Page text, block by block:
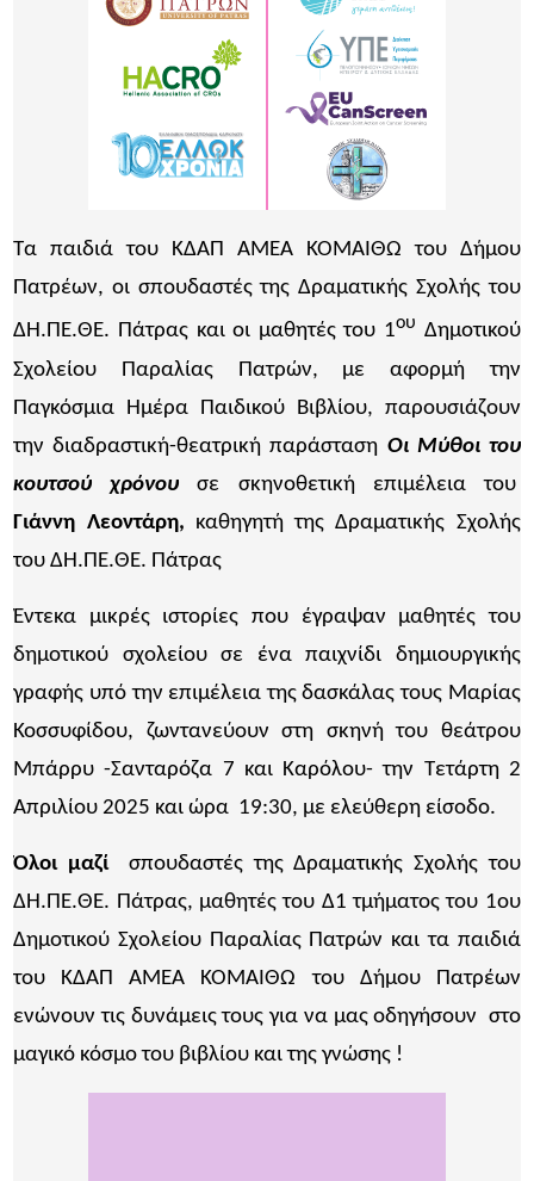
Τα παιδιά του ΚΔΑΠ ΑΜΕΑ ΚΟΜΑΙΘΩ του Δήμου
Πατρέων, οι σπουδαστές της Δραματικής Σχολής του
ΔΗ.ΠΕ.ΘΕ. Πάτρας και οι μαθητές του 1ου Δημοτικού
Σχολείου Παραλίας Πατρών, με αφορμή την
Παγκόσμια Ημέρα Παιδικού Βιβλίου, παρουσιάζουν
την διαδραστική-θεατρική παράσταση Οι Μύθοι του
κουτσού χρόνουσε σκηνοθετική επιμέλεια του
Γιάννη Λεοντάρη, καθηγητή της Δραματικής Σχολής
του ΔΗ.ΠΕ.ΘΕ. Πάτρας
Έντεκα μικρές ιστορίες που έγραψαν μαθητές του
δημοτικού σχολείου σε ένα παιχνίδι δημιουργικής
γραφής υπό την επιμέλεια της δασκάλας τους Μαρίας
Κοσσυφίδου, ζωντανεύουν στη σκηνή του θεάτρου
Μπάρρυ -Σανταρόζα 7 και Καρόλου- την Τετάρτη 2
Απριλίου 2025 και ώρα 19:30, με ελεύθερη είσοδο.
Όλοι μαζίσπουδαστές της Δραματικής Σχολής του
ΔΗ.ΠΕ.ΘΕ. Πάτρας, μαθητές του Δ1 τμήματος του 1ου
Δημοτικού Σχολείου Παραλίας Πατρών και τα παιδιά
του ΚΔΑΠ ΑΜΕΑ ΚΟΜΑΙΘΩ του Δήμου Πατρέων
ενώνουν τις δυνάμεις τους για να μας οδηγήσουν στο
μαγικό κόσμο του βιβλίου και της γνώσης !